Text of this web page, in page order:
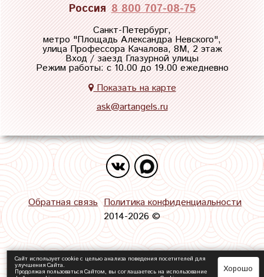
Россия 8 800 707-08-75
Санкт-Петербург,
метро "Площадь Александра Невского",
улица Профессора Качалова, 8М, 2 этаж
Вход / заезд Глазурной улицы
Режим работы: с 10.00 до 19.00 ежедневно
Показать на карте
ask@artangels.ru
Обратная связь Политика конфиденциальности
2014-2026 ©
Сайт использует cookie с целью анализа поведения посетителей для
улучшения Сайта.
Продолжая пользоваться Сайтом, вы соглашаетесь на использование Хорошо